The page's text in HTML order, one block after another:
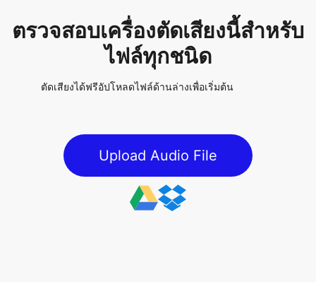
ตัดเสียงได้ฟรีอัปโหลดไฟล์ด้านล่างเพื่อเริ่มต้น
Upload Audio File